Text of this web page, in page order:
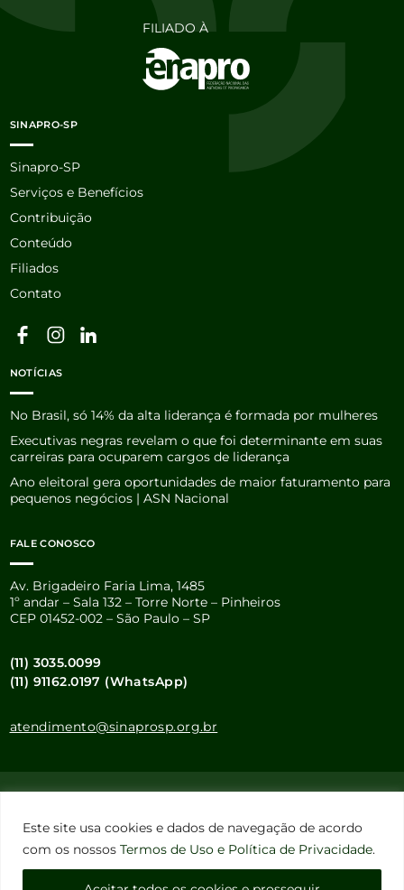
Este site usa cookies e dados de navegação de acordo
com os nossos Termos de Uso e Política de Privacidade.
FILIADO À
SINAPRO-SP
Sinapro-SP
Serviços e Benefícios
Contribuição
Conteúdo
Filiados
Contato
NOTÍCIAS
No Brasil, só 14% da alta liderança é formada por mulheres
Executivas negras revelam o que foi determinante em suas
carreiras para ocuparem cargos de liderança
Ano eleitoral gera oportunidades de maior faturamento para
pequenos negócios | ASN Nacional
FALE CONOSCO
Av. Brigadeiro Faria Lima, 1485
1º andar – Sala 132 – Torre Norte – Pinheiros
CEP 01452-002 – São Paulo – SP
(11) 3035.0099
(11) 91162.0197 (WhatsApp)
atendimento@sinaprosp.org.br
Termos de Uso e Política de Privacidade.
Configuração de Cookies